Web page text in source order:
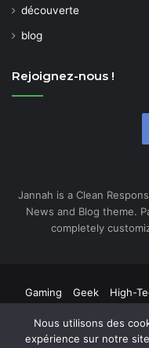
découverte
blog
Rejoignez-nous !
Jannah is a Clean
News and Blog theme.
completely
Gaming Geek High-
Nous utilisons des
expérience sur notre